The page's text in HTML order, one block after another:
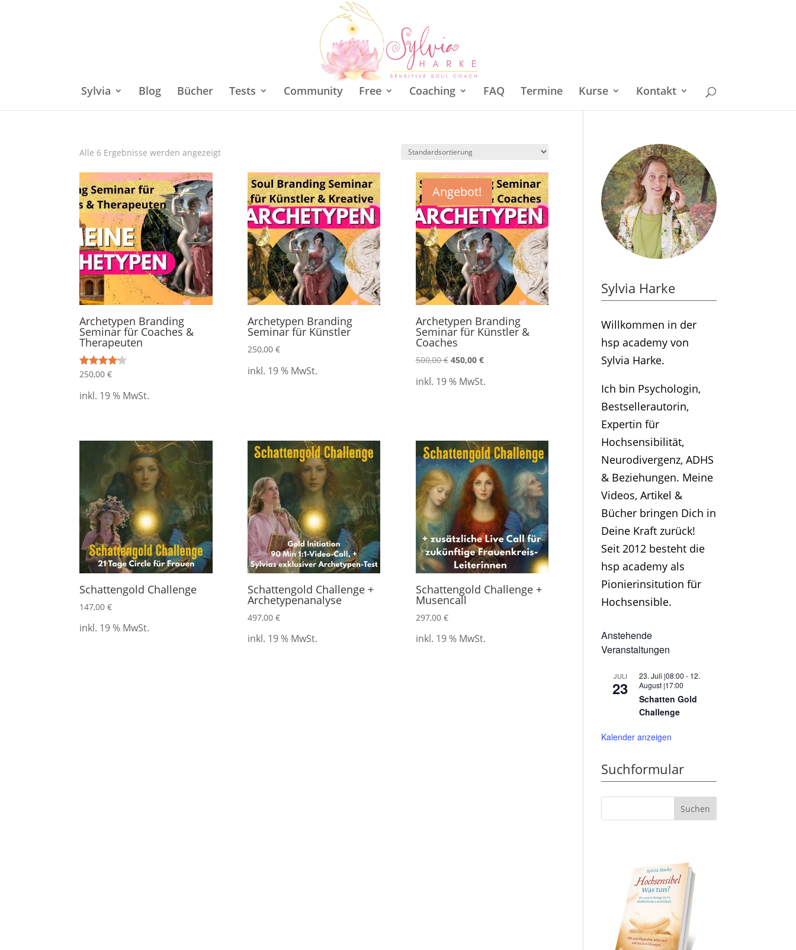
Sylvia Blog Bücher Tests Community Free Coaching FAQ Termine Kurse Kontakt
Alle 6 Ergebnisse werden angezeigt
Archetypen Branding
Seminar für Coaches &
Therapeuten
Bewertet
4.00
von 5
250,00€
inkl. 19 % MwSt.
Archetypen Branding
Seminar für Künstler
250,00 €
inkl. 19 % MwSt.
Angebot!
Archetypen Branding
Seminar für Künstler &
Coaches
500,00€ 450,00 €
inkl. 19 % MwSt.
Schattengold Challenge
147,00€
inkl. 19 % MwSt.
Schattengold Challenge +
Archetypenanalyse
497,00 €
inkl. 19 % MwSt.
Schattengold Challenge +
Musencall
297,00 €
inkl. 19 % MwSt.
Sylvia Harke
Willkommen in der
hsp academy von
Sylvia Harke.
Ich bin Psychologin,
Bestsellerautorin,
Expertin für
Hochsensibilität,
Neurodivergenz, ADHS
& Beziehungen. Meine
Videos, Artikel &
Bücher bringen Dich in
Deine Kraft zurück!
Seit 2012 besteht die
hsp academy als
Pionierinsitution für
Hochsensible.
Anstehende
Veranstaltungen
JULI
23
23. Juli |08:00 - 12.
August |17:00
Schatten Gold
Challenge
Kalender anzeigen
Suchformular